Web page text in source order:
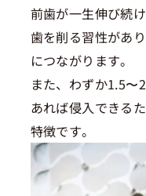
前歯が一生伸び続
歯を削る習性があ
につながります。
また、わずか1.5〜
あれば侵入できる
特徴です。